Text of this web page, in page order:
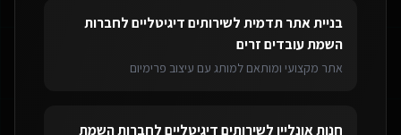
בניית אתר תדמיתלשירותים דיגיטליים לחברות
השמת עובדים זרים
אתר מקצועי ומותאם למותג עם עיצוב פרימיום
חנות אונלייןלשירותים דיגיטליים לחברות השמת